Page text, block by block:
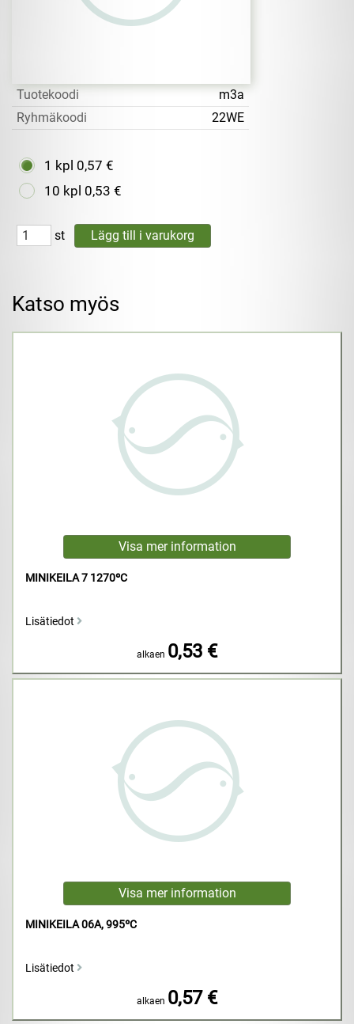
Tuotekoodi
m3a
Ryhmäkoodi
22WE
1 kpl 0,57 €
10 kpl 0,53 €
st
Katso myös
MINIKEILA 7 1270ºC
Lisätiedot
alkaen 0,53 €
MINIKEILA 06A, 995ºC
Lisätiedot
alkaen 0,57 €